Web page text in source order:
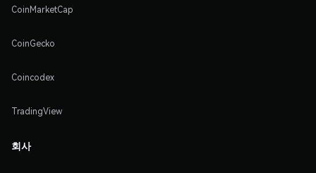
CoinMarketCap
CoinGecko
Coincodex
TradingView
회사